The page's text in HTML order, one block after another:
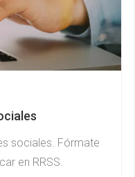
sociales. Fórmate
en RRSS.